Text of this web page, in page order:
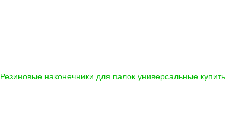
Резиновые наконечники для палок универсальные купить